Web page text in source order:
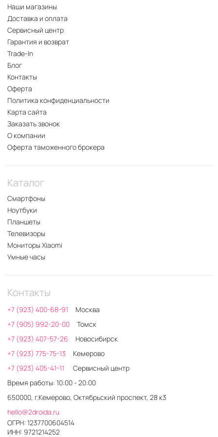
Наши магазины
Доставка и оплата
Сервисный центр
Гарантия и возврат
Trade-In
Блог
Контакты
Оферта
Политика конфиденциальности
Карта сайта
Заказать звонок
О компании
Оферта таможенного брокера
Каталог
Смартфоны
Ноутбуки
Планшеты
Телевизоры
Мониторы Xiaomi
Умные часы
Контакты
+7 (923) 400-68-91
Москва
+7 (905) 992-20-00
Томск
+7 (923) 407-57-26
Новосибирск
+7 (923) 775-75-13
Кемерово
+7 (923) 405-41-11
Сервисный центр
Время работы: 10:00 - 20:00
650000, г.Кемерово, Октябрьский проспект, 28 к3
hello@2droida.ru
ОГРН: 1237700604514
ИНН: 9721214252